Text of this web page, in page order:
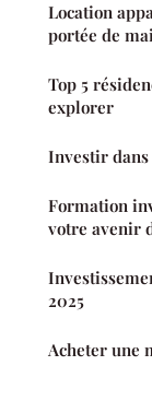
Location
portée de
Top 5
explorer
Investir
Formation
votre avenir
2025
Acheter une